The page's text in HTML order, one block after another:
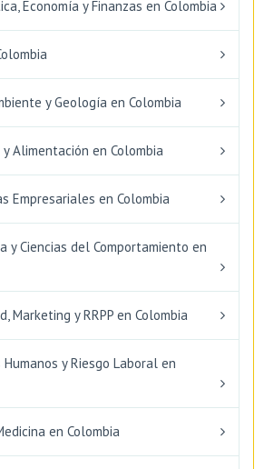
Economía y Finanzas en Colombia
y Geología en Colombia
Alimentación en Colombia
Empresariales en Colombia
y Ciencias del Comportamiento en
Marketing y RRPP en Colombia
y Riesgo Laboral en
en Colombia